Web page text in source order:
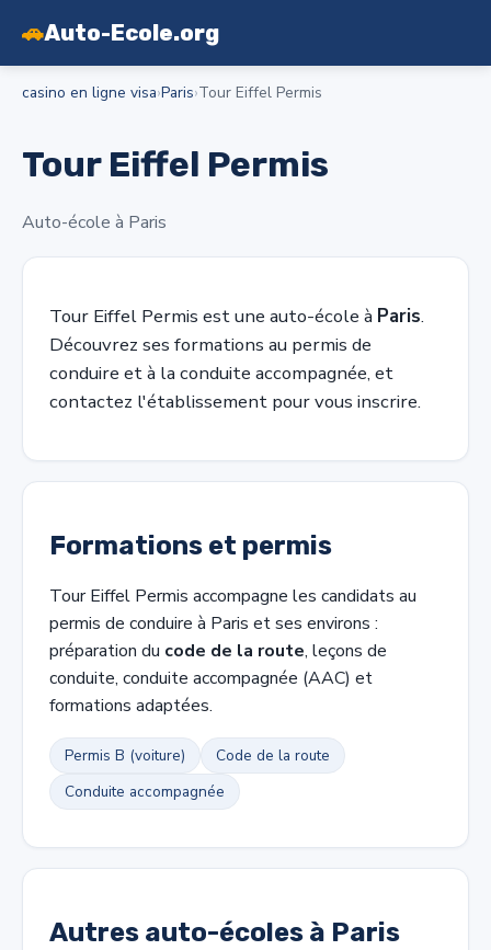
🚗Auto-Ecole.org
casino en ligne visa›Paris›Tour Eiffel Permis
Tour Eiffel Permis
Auto-école à Paris
Tour Eiffel Permis est une auto-école à Paris.
Découvrez ses formations au permis de
conduire et à la conduite accompagnée, et
contactez l'établissement pour vous inscrire.
Formations et permis
Tour Eiffel Permis accompagne les candidats au
permis de conduire à Paris et ses environs :
préparation du code de la route, leçons de
conduite, conduite accompagnée (AAC) et
formations adaptées.
Permis B (voiture)
Code de la route
Conduite accompagnée
Autres auto-écoles à Paris